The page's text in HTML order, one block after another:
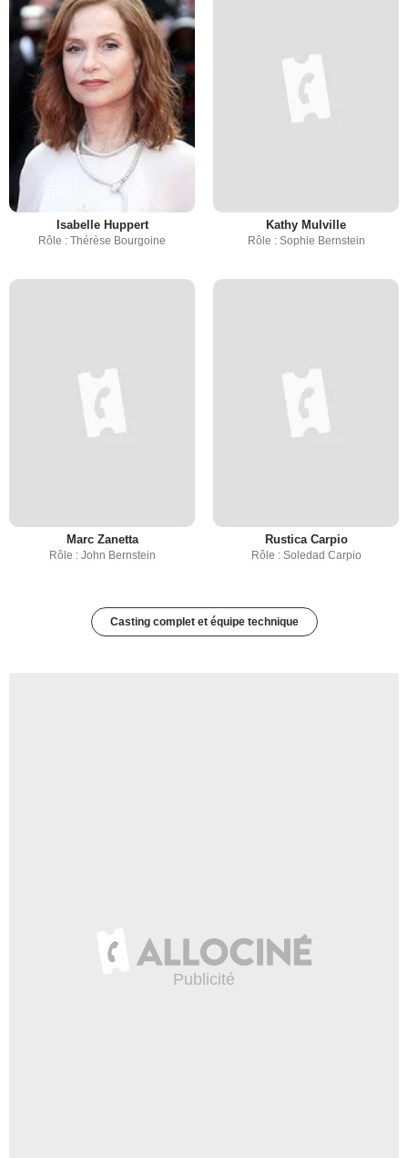
Isabelle Huppert
Rôle : Thérèse Bourgoine
Kathy Mulville
Rôle : Sophie Bernstein
Marc Zanetta
Rôle : John Bernstein
Rustica Carpio
Rôle : Soledad Carpio
Casting complet et équipe technique